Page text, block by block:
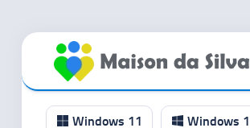
conteúdo
Windows 11 Windows